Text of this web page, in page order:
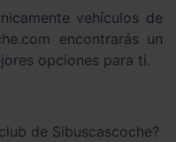
vehículos de
encontrarás un
opciones para ti.
de Sibuscascoche?